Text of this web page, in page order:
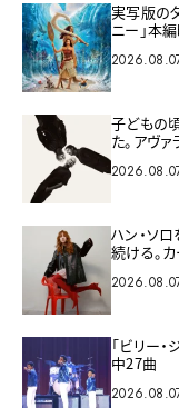
実写版の
ニー」本
子どもの
た。アヴ
ハン・ソ
続ける。
「ビリー
中27曲